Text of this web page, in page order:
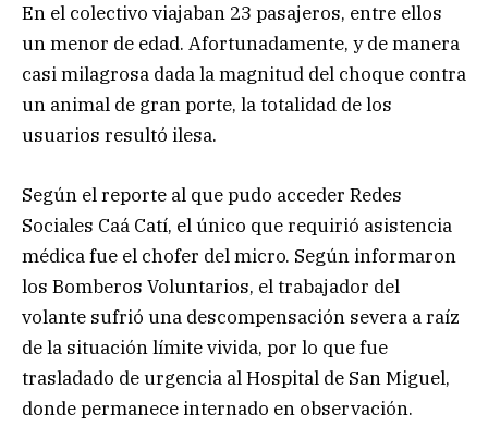
En el colectivo viajaban 23 pasajeros, entre ellos
un menor de edad. Afortunadamente, y de manera
casi milagrosa dada la magnitud del choque contra
un animal de gran porte, la totalidad de los
usuarios resultó ilesa.
Según el reporte al que pudo acceder Redes
Sociales Caá Catí, el único que requirió asistencia
médica fue el chofer del micro. Según informaron
los Bomberos Voluntarios, el trabajador del
volante sufrió una descompensación severa a raíz
de la situación límite vivida, por lo que fue
trasladado de urgencia al Hospital de San Miguel,
donde permanece internado en observación.